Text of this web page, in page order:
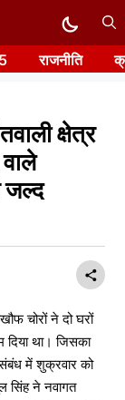
राजनीति
क्षेत्र
जल्द
चोरों ने दो घरों
दिया था। जिसका
में शुक्रवार को
सिंह ने नवागत